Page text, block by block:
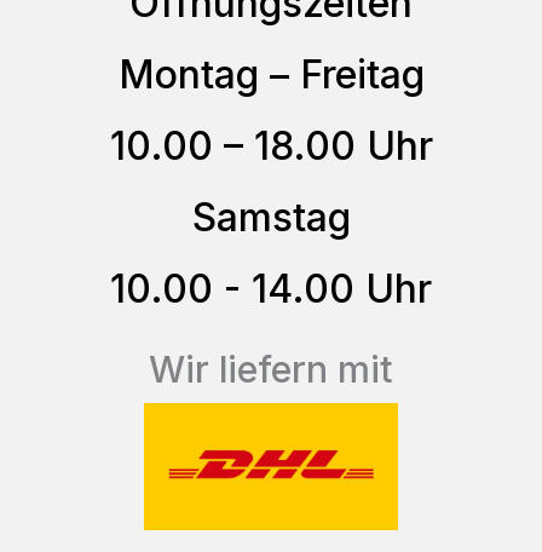
Die
können
auf
der
Produktseite
werden
Montag – Freitag
10.00 – 18.00 Uhr
Samstag
10.00 - 14.00 Uhr
Wir liefern mit